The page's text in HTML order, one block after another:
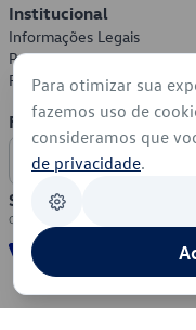
Institucional
Informações Legais
Política de Privacidade
Política de Cookies
Formas de Pagamento
Segurança
Para otimizar sua
fazemos uso de
consideramos que
de privacidade.